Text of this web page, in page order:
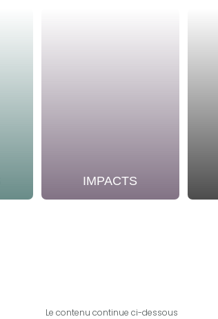
IMPACTS
Le contenu continue ci-dessous